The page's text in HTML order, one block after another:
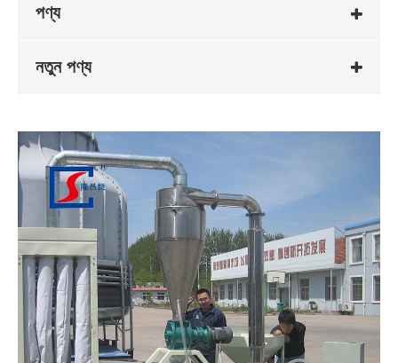
পণ্য
নতুন পণ্য